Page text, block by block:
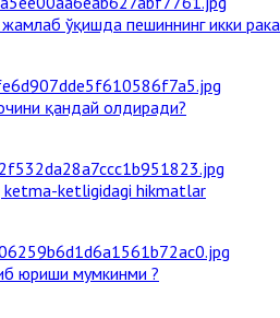
ўқишда пешиннинг икки
қандай олдиради?
ketligidagi hikmatlar
юриши мумкинми ?